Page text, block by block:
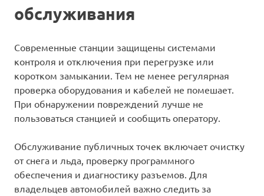
обслуживания
Современные станции защищены системами
контроля и отключения при перегрузке или
коротком замыкании. Тем не менее регулярная
проверка оборудования и кабелей не помешает.
При обнаружении повреждений лучше не
пользоваться станцией и сообщить оператору.
Обслуживание публичных точек включает очистку
от снега и льда, проверку программного
обеспечения и диагностику разъемов. Для
владельцев автомобилей важно следить за